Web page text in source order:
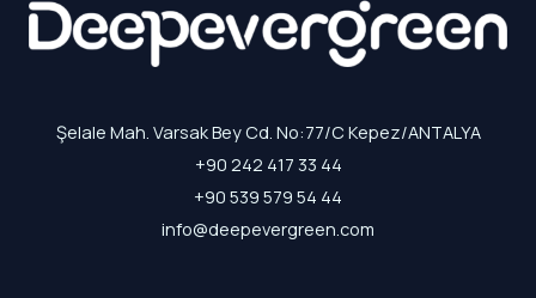
Şelale Mah. Varsak Bey Cd. No:77/C Kepez/ANTALYA
+90 242 417 33 44
+90 539 579 54 44
info@deepevergreen.com